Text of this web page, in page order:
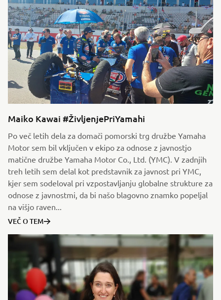
Maiko Kawai #ŽivljenjePriYamahi
Po več letih dela za domači pomorski trg družbe Yamaha
Motor sem bil vključen v ekipo za odnose z javnostjo
matične družbe Yamaha Motor Co., Ltd. (YMC). V zadnjih
treh letih sem delal kot predstavnik za javnost pri YMC,
kjer sem sodeloval pri vzpostavljanju globalne strukture za
odnose z javnostmi, da bi našo blagovno znamko popeljal
na višjo raven...
VEČ O TEM